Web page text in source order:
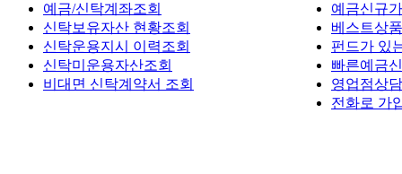
예금/신탁계좌조회
신탁보유자산 현황조회
신탁운용지시 이력조회
신탁미운용자산조회
비대면 신탁계약서 조회
예금신규
베스트상품
펀드가 있
빠른예금
영업점상
전화로 가